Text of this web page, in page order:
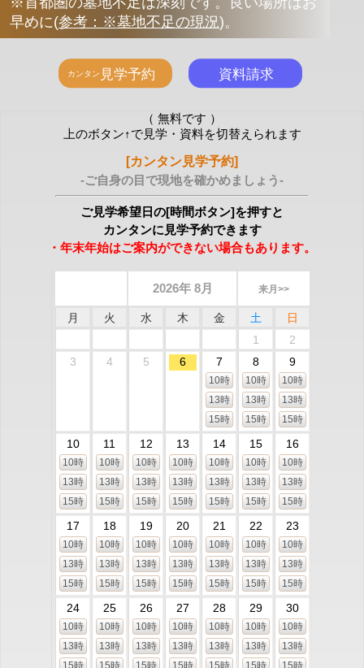
早めに(参考：※墓地不足の現況)。
（ 無料です ）
上のボタン↑で見学・資料を切替えられます
[カンタン見学予約]
-ご自身の目で現地を確かめましょう-
ご見学希望日の[時間ボタン]を押すと
カンタンに見学予約できます
・年末年始はご案内ができない場合もあります。
2026年 8月 来月>>
月 火 水 木 金 土
日
1
2
3
4 5 6 7
10時
13時
15時
8
10時
13時
15時
9
10時
13時
15時
10
10時
13時
15時
11
10時
13時
15時
12
10時
13時
15時
13
10時
13時
15時
14
10時
13時
15時
15
10時
13時
15時
16
10時
13時
15時
17
10時
13時
15時
18
10時
13時
15時
19
10時
13時
15時
20
10時
13時
15時
21
10時
13時
15時
22
10時
13時
15時
23
10時
13時
15時
24
10時
13時
15時
25
10時
13時
15時
26
10時
13時
15時
27
10時
13時
15時
28
10時
13時
15時
29
10時
13時
15時
30
10時
13時
15時